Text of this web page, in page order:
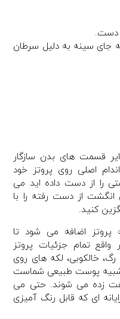
دست.
جای سینه به دلیل سرطان
قسمت های بدن سازگار
اصلی روی پروتز خود
را از دست داده اید می
انگشت از دست رفته را با
کنید.
اضافه می شود تا
تمام جزئیات پروتز
رگ، خالکوبی، لکه های روی
شبیه پوست طبیعی شماست
زده می شوند. حتی می
ای که قابل رنگ آمیزی